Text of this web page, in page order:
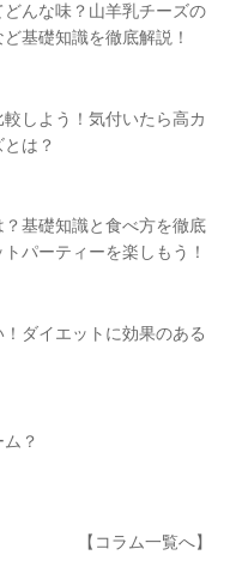
んな味？山羊乳チーズの
基礎知識を徹底解説！
しよう！気付いたら高カ
は？
基礎知識と食べ方を徹底
パーティーを楽しもう！
ダイエットに効果のある
？
【コラム一覧へ】